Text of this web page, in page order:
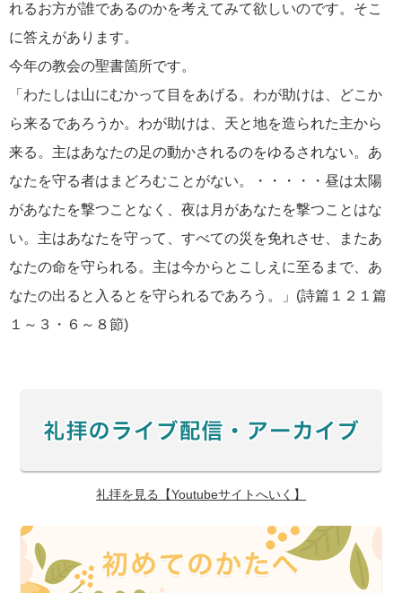
れるお方が誰であるのかを考えてみて欲しいのです。そこ
に答えがあります。
今年の教会の聖書箇所です。
「わたしは山にむかって目をあげる。わが助けは、どこか
ら来るであろうか。わが助けは、天と地を造られた主から
来る。主はあなたの足の動かされるのをゆるされない。あ
なたを守る者はまどろむことがない。・・・・・昼は太陽
があなたを撃つことなく、夜は月があなたを撃つことはな
い。主はあなたを守って、すべての災を免れさせ、またあ
なたの命を守られる。主は今からとこしえに至るまで、あ
なたの出ると入るとを守られるであろう。」(詩篇１２１篇
１～３・６～８節)
礼拝を見る【Youtubeサイトへいく】